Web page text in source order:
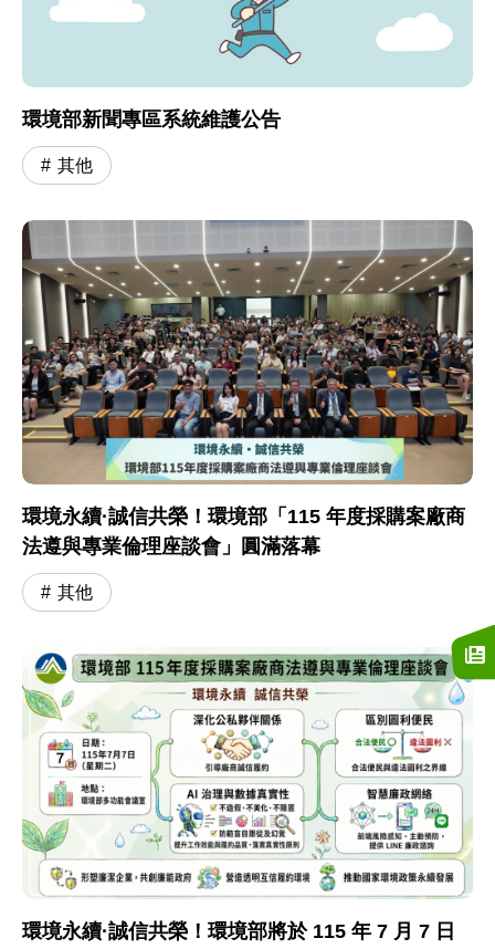
環境部新聞專區系統維護公告
其他
環境永續·誠信共榮！環境部「115 年度採購案廠商
法遵與專業倫理座談會」圓滿落幕
其他
環境永續·誠信共榮！環境部將於 115 年 7 月 7 日